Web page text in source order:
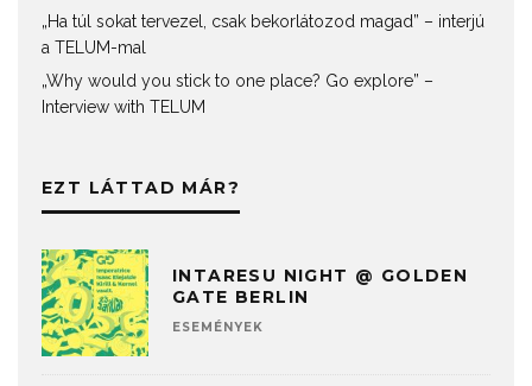
„Ha túl sokat tervezel, csak bekorlátozod magad” – interjú
a TELUM-mal
„Why would you stick to one place? Go explore” –
Interview with TELUM
EZT LÁTTAD MÁR?
INTARESU NIGHT @ GOLDEN
GATE BERLIN
ESEMÉNYEK